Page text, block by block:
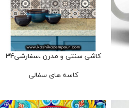
کاشی سنتی و مدرن ،سفارشی34
کاسه های سفالی